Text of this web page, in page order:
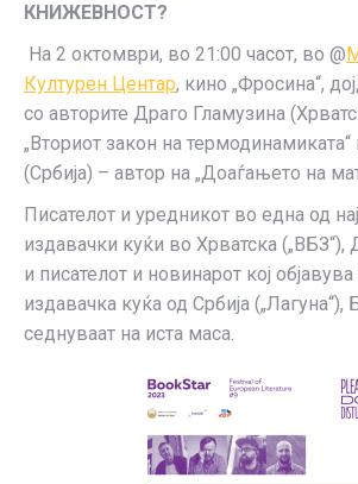
КНИЖЕВНОСТ?
На 2 октомври, во 21:00 часот, во @
Културен Центар, кино „Фросина“,
со авторите Драго Гламузина
„Вториот закон на
(Србија) – автор на „Доаѓањето на
Писателот и уредникот во една од
издавачки куќи во Хрватска („ВБЗ“),
и писателот и новинарот кој
издавачка куќа од Србија
седнуваат на иста маса.